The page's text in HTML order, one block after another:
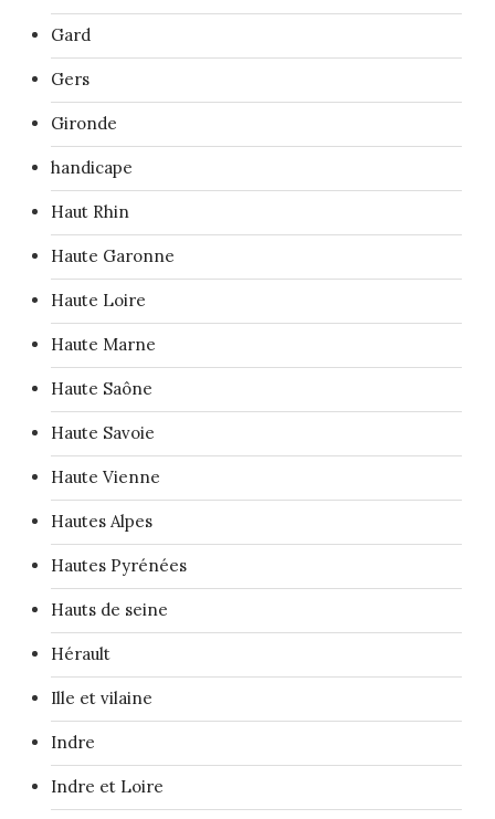
Gard
Gers
Gironde
handicape
Haut Rhin
Haute Garonne
Haute Loire
Haute Marne
Haute Saône
Haute Savoie
Haute Vienne
Hautes Alpes
Hautes Pyrénées
Hauts de seine
Hérault
Ille et vilaine
Indre
Indre et Loire